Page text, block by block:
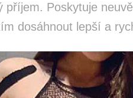
příjem. Poskytuje
dosáhnout lepší a